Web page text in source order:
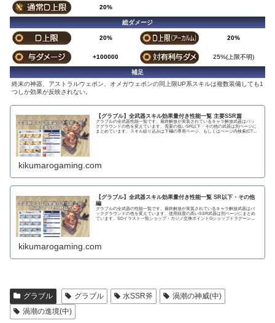
20%
総ダメージ
20% 20%
+100000 25%(上限不明)
補足
終末の神器、アストラルウェポン、オメガウェポンの同上限UP系スキルは複数装備しても1
つしか効果が反映されない。
【グラブル】全武器スキル効果量付き性能一覧 主要SSR篇
グラブルの全武器性能一覧です。最終解放が実装されているキャラ解放武器はバッ
クグラウンドの色を変えています。需要の低いSR以下・その他の武器は別ページに
まとめています。スキル絞り込みは下欄の専用ページ、もしくはページ内検索(CTRL
kikumarogaming.com
【グラブル】全武器スキル効果量付き性能一覧 SR以下・その他
編
グラブルの全武器の性能一覧です。最終解放が実装されているキャラ解放武器はバ
ックグラウンドの色を変えています。使用頻度の高いSSR武器は別ページにまとめ
ています。SDイラスト一覧ショップ・カジノ交換ポイントGショップドラグーンラ
kikumarogaming.com
グラブル グラブル 水SSR斧
渦潮の神威(中)
渦潮の進境(中)